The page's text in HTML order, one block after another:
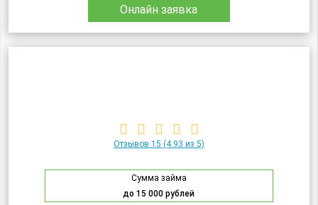
Онлайн заявка
Отзывов 15 (4.93 из 5)
Сумма займа
до 15 000 рублей